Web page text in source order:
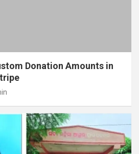
Donation Amounts in